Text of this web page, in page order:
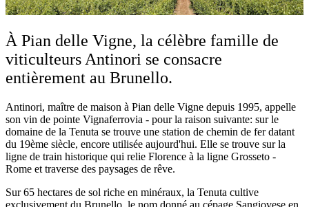
À Pian delle Vigne, la célèbre famille de
viticulteurs Antinori se consacre
entièrement au Brunello.
Antinori, maître de maison à Pian delle Vigne depuis 1995, appelle
son vin de pointe Vignaferrovia - pour la raison suivante: sur le
domaine de la Tenuta se trouve une station de chemin de fer datant
du 19ème siècle, encore utilisée aujourd'hui. Elle se trouve sur la
ligne de train historique qui relie Florence à la ligne Grosseto -
Rome et traverse des paysages de rêve.
Sur 65 hectares de sol riche en minéraux, la Tenuta cultive
exclusivement du Brunello, le nom donné au cépage Sangiovese en